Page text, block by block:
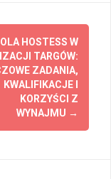
HOSTESS W
TARGÓW:
ZADANIA,
KWALIFIKACJE I
KORZYŚCI Z
WYNAJMU →